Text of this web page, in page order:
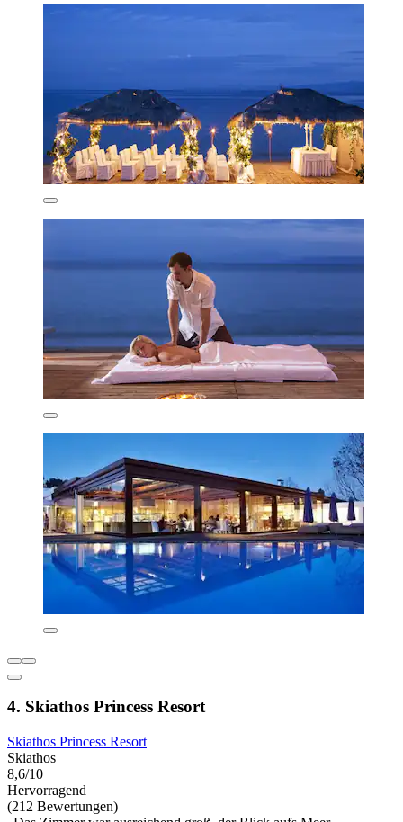
4. Skiathos Princess Resort
Skiathos Princess Resort
Skiathos
8,6/10
Hervorragend
(212 Bewertungen)